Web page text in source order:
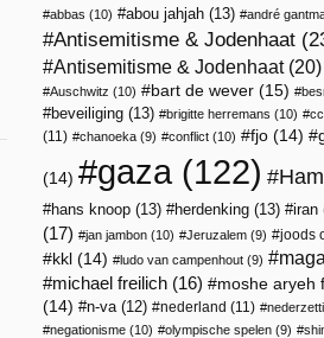
abbas (10) abou jahjah (13) andré
Antisemitisme & Jodenhaat
Antisemitisme & Jodenhaat(20)
Auschwitz (10) bart de wever (15)
beveiliging (13) brigitte herremans (10)
(11)
chanoeka (9) conflict (10) fjo (14)
(14) gaza(122)
hans knoop (13) herdenking (13) iran
(17)
jan jambon (10) Jeruzalem (9) joods
kkl (14) ludo van campenhout (9)
michael freilich (16)
moshe aryeh
(14)
n-va(12) nederland (11)
negationisme (10) olympische spelen (9)